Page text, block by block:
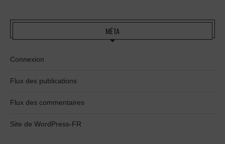
MÉTA
Connexion
Flux des publications
Flux des commentaires
Site de WordPress-FR